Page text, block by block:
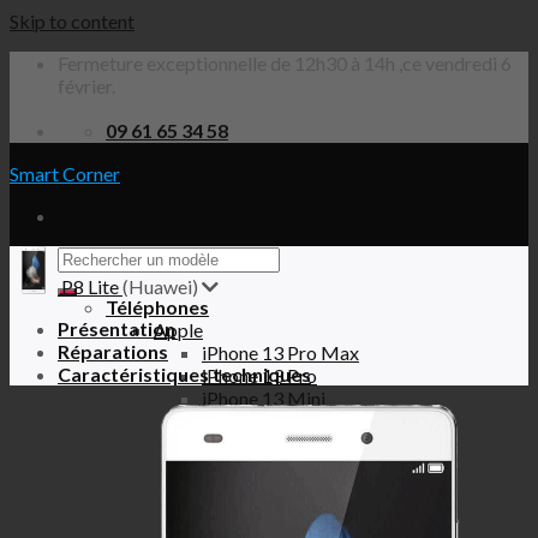
Skip to content
09 61 65 34 58
Smart Corner
Téléphones
Apple
iPhone 13 Pro Max
iPhone 13 Pro
iPhone 13 Mini
iPhone 12 Pro Max
iPhone 12 Pro
P8 Lite(Huawei)
Présentation
Réparations
Caractéristiques techniques